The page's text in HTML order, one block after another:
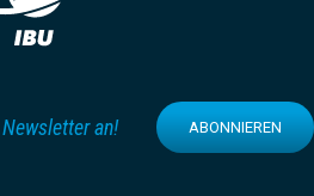
an! ABONNIEREN